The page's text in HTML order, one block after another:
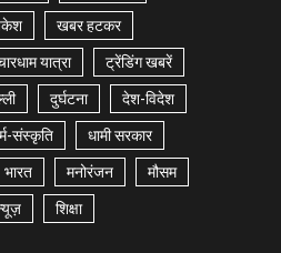
खबर हटकर
यात्रा ट्रेंडिंग खबरें
दुर्घटना देश-विदेश
संस्कृति धामी सरकार
भारत मनोरंजन मौसम
शिक्षा